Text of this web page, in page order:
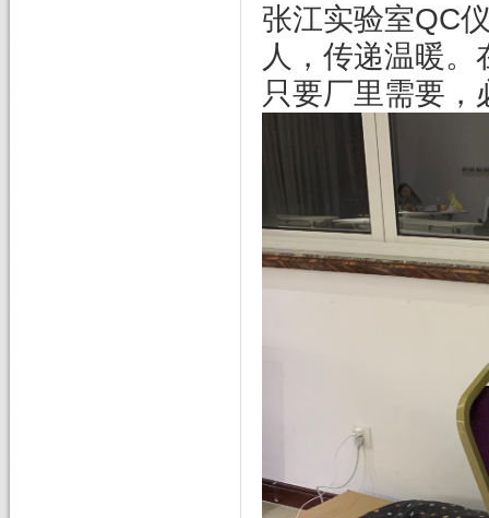
张江实验室QC
人，传递温暖
只要厂里需要